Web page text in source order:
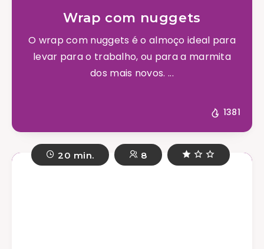
Wrap com nuggets
O wrap com nuggets é o almoço ideal para
levar para o trabalho, ou para a marmita
dos mais novos. ...
1381
20 min. 8